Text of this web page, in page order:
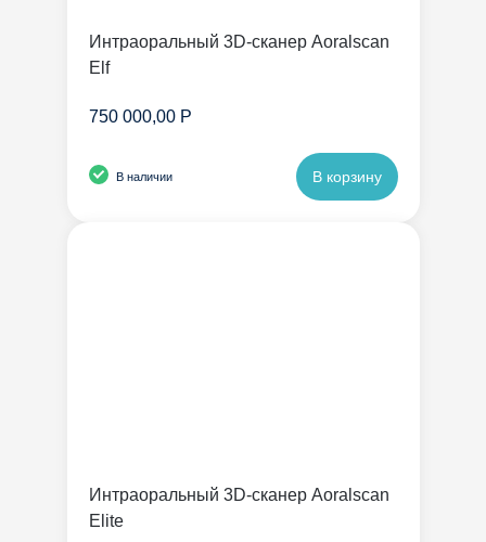
Интраоральный 3D-сканер Aoralscan
Elf
750 000,00 Р
В наличии В корзину
Интраоральный 3D-сканер Aoralscan
Elite